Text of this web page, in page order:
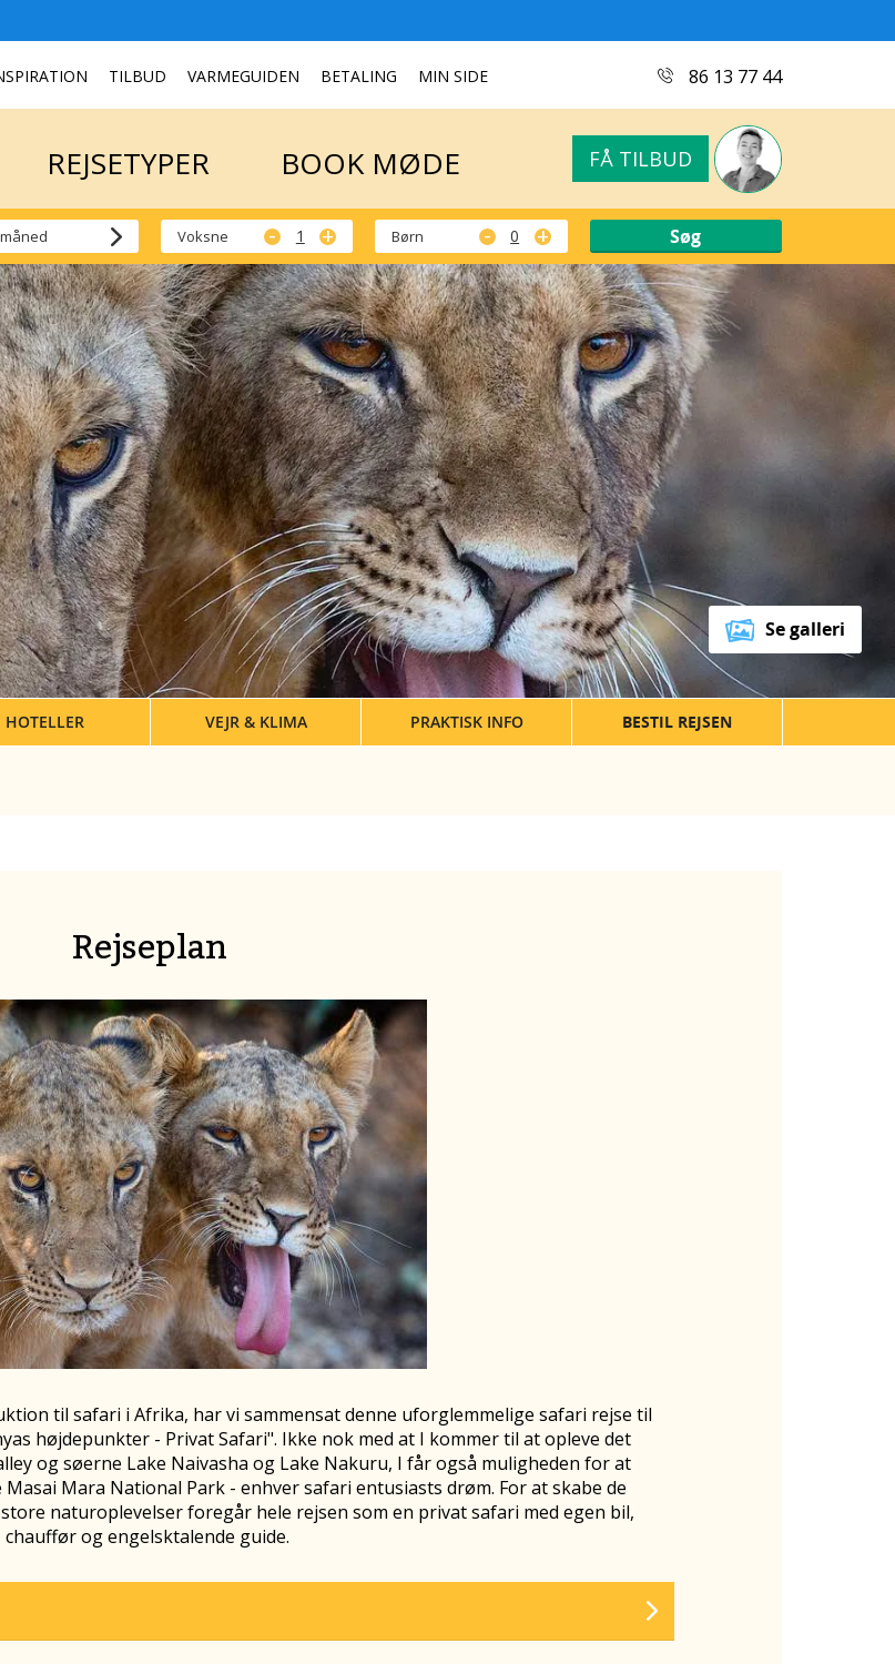
86 13 77 44
TILBUD VARMEGUIDEN BETALING MIN SIDE
REJSETYPER BOOK MØDE FÅ TILBUD
REJSETYPER BOOK MØDE FÅ TILBUD
Voksne - + Børn - +
Se galleri
HOTELLER VEJR & KLIMA PRAKTISK INFO BESTIL REJSEN
Rejseplan
til safari i Afrika, har vi sammensat denne uforglemmelige safari rejse til
højdepunkter - Privat Safari". Ikke nok med at I kommer til at opleve det
og søerne Lake Naivasha og Lake Nakuru, I får også muligheden for at
Mara National Park - enhver safari entusiasts drøm. For at skabe de
naturoplevelser foregår hele rejsen som en privat safari med egen bil,
chauffør og engelsktalende guide.